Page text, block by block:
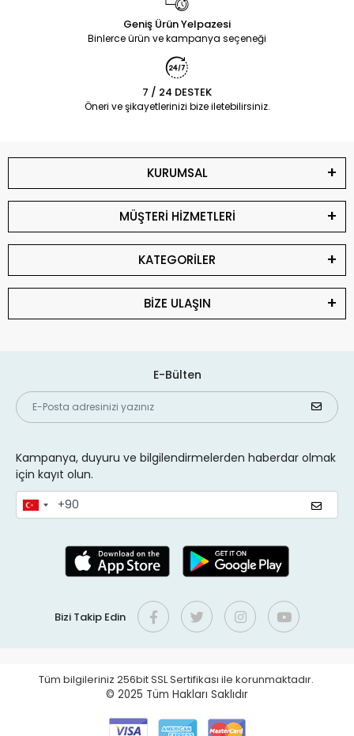
Geniş Ürün Yelpazesi
Binlerce ürün ve kampanya seçeneği
7 / 24 DESTEK
Öneri ve şikayetlerinizi bize iletebilirsiniz.
KURUMSAL
MÜŞTERİ HİZMETLERİ
KATEGORİLER
BİZE ULAŞIN
E-Bülten
Kampanya, duyuru ve bilgilendirmelerden haberdar olmak
için kayıt olun.
Bizi Takip Edin
Tüm bilgileriniz 256bit SSL Sertifikası ile korunmaktadır.
© 2025 Tüm Hakları Saklıdır